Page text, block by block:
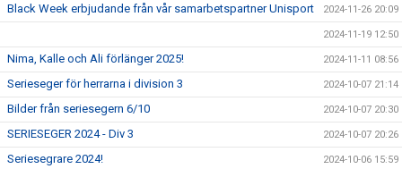
Black Week erbjudande från vår samarbetspartner Unisport 2024-11-26 20:09
2024-11-19 12:50
Nima, Kalle och Ali förlänger 2025! 2024-11-11 08:56
Serieseger för herrarna i division 3 2024-10-07 21:14
Bilder från seriesegern 6/10 2024-10-07 20:30
SERIESEGER 2024 - Div 3 2024-10-07 20:26
Seriesegrare 2024! 2024-10-06 15:59